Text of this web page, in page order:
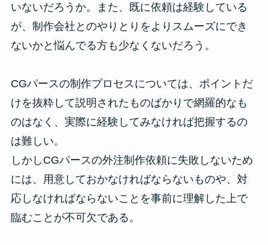
いないだろうか。また、既に依頼は経験している
が、制作会社とのやりとりをよりスムーズにでき
ないかと悩んでる方も少なくないだろう。
CGパースの制作プロセスについては、ポイントだ
けを抜粋して説明されたものばかりで網羅的なも
のはなく、実際に経験してみなければ把握するの
は難しい。
しかしCGパースの外注制作依頼に失敗しないため
には、用意しておかなければならないものや、対
応しなければならないことを事前に理解した上で
臨むことが不可欠である。